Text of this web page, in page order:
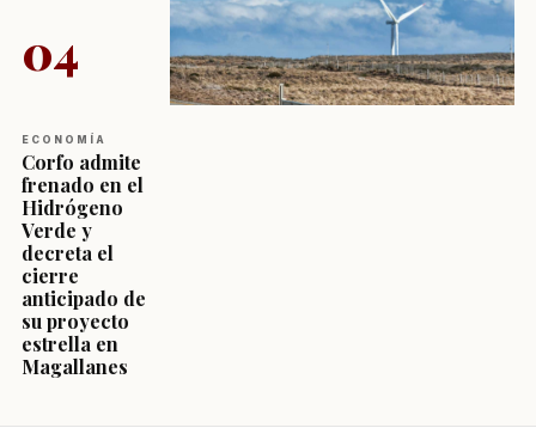
04
ECONOMÍA
Corfo admite
frenado en el
Hidrógeno
Verde y
decreta el
cierre
anticipado de
su proyecto
estrella en
Magallanes